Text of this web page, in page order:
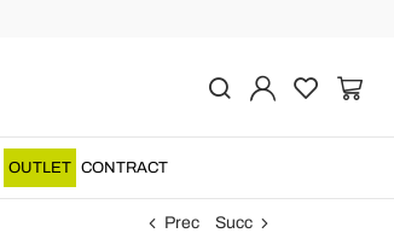
OUTLET CONTRACT
Prec Succ